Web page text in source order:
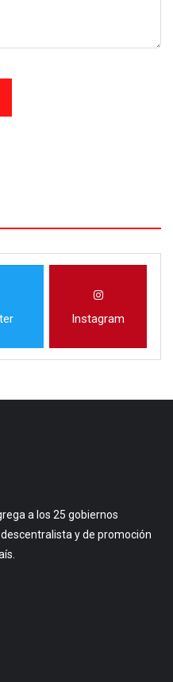
Instagram
a los 25 gobiernos
y de promoción